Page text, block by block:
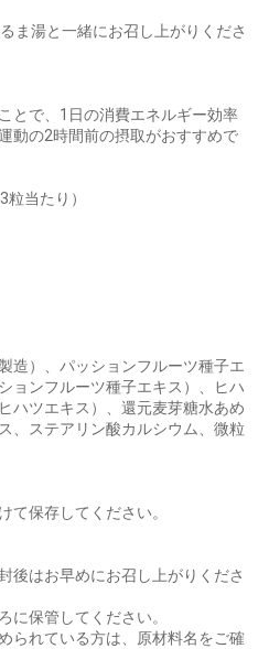
ま湯と一緒にお召し上がりくださ
とで、1日の消費エネルギー効率
動の2時間前の摂取がおすすめで
当たり）
造）、パッションフルーツ種子エ
ョンフルーツ種子エキス）、ヒハ
ハツエキス）、還元麦芽糖水あめ
、ステアリン酸カルシウム、微粒
て保存してください。
後はお早めにお召し上がりくださ
に保管してください。
られている方は、原材料名をご確